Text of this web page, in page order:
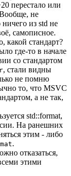
перестало или
не
из std не
самописное.
какой стандарт?
где-то в начале
со стандартом
, стали видны
не помню
то, что MSVC
а не так,
std::format,
На ранешних
этим - либо
.
отказаться,
этими